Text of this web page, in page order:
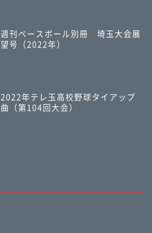
週刊ベースボール別冊 埼玉大会展
望号（2022年）
2022年テレ玉高校野球タイアップ
曲（第104回大会）